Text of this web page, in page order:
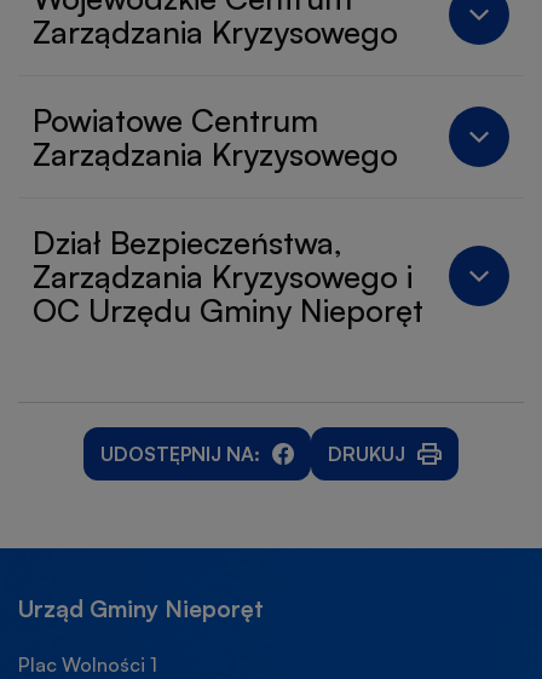
Zarządzania Kryzysowego
Powiatowe Centrum
Zarządzania Kryzysowego
Dział Bezpieczeństwa,
Zarządzania Kryzysowego i
OC Urzędu Gminy Nieporęt
UDOSTĘPNIJ NA:
WILL
NEW
DRUKUJ
WILL
NEW
OTWORZY
NOWEJ
Urząd Gminy Nieporęt
Plac Wolności 1